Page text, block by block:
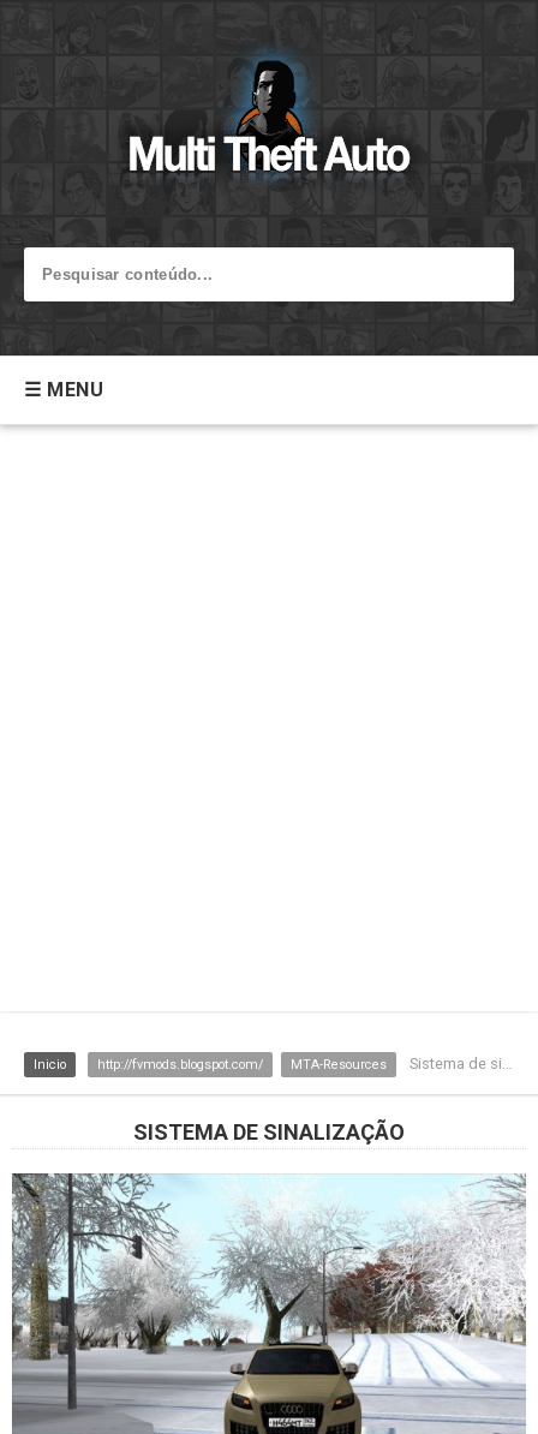
☰ MENU
Inicio http://fvmods.blogspot.com/ MTA-Resources Sistema de sinalização
SISTEMA DE SINALIZAÇÃO